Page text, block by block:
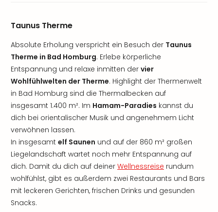
Taunus Therme
Absolute Erholung verspricht ein Besuch der Taunus
Therme in Bad Homburg. Erlebe körperliche
Entspannung und relaxe inmitten der vier
Wohlfühlwelten der Therme. Highlight der Thermenwelt
in Bad Homburg sind die Thermalbecken auf
insgesamt 1.400 m². Im Hamam-Paradies kannst du
dich bei orientalischer Musik und angenehmem Licht
verwöhnen lassen.
In insgesamt elf Saunen und auf der 860 m² großen
Liegelandschaft wartet noch mehr Entspannung auf
dich. Damit du dich auf deiner Wellnessreise rundum
wohlfühlst, gibt es außerdem zwei Restaurants und Bars
mit leckeren Gerichten, frischen Drinks und gesunden
Snacks.